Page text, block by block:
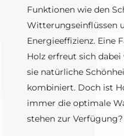
Funktionen wie den
Witterungseinflüssen
Energieeffizienz. Eine
Holz erfreut sich
sie natürliche
kombiniert. Doch ist
immer die optimale
stehen zur Verfügung?